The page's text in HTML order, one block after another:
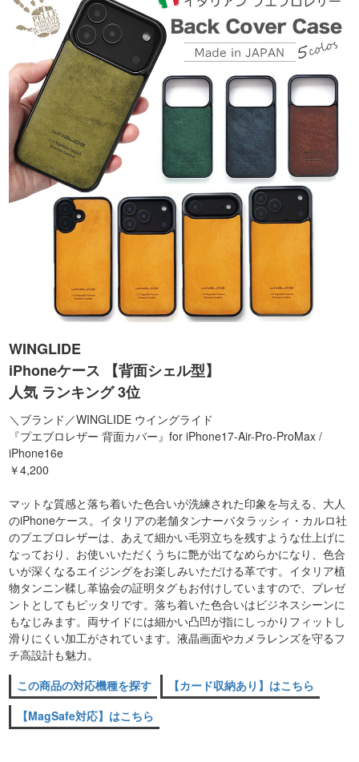
WINGLIDE
iPhoneケース 【背面シェル型】
人気 ランキング 3位
＼ブランド／WINGLIDE ウイングライド
『プエブロレザー 背面カバー』for iPhone17-Air-Pro-ProMax /
iPhone16e
￥4,200
マットな質感と落ち着いた色合いが洗練された印象を与える、大人
のiPhoneケース。イタリアの老舗タンナーバタラッシィ・カルロ社
のプエブロレザーは、あえて細かい毛羽立ちを残すような仕上げに
なっており、お使いいただくうちに艶が出てなめらかになり、色合
いが深くなるエイジングをお楽しみいただける革です。イタリア植
物タンニン鞣し革協会の証明タグもお付けしていますので、プレゼ
ントとしてもピッタリです。落ち着いた色合いはビジネスシーンに
もなじみます。両サイドには細かい凸凹が指にしっかりフィットし
滑りにくい加工がされています。液晶画面やカメラレンズを守るフ
チ高設計も魅力。
この商品の対応機種を探す
【カード収納あり】はこちら
【MagSafe対応】はこちら